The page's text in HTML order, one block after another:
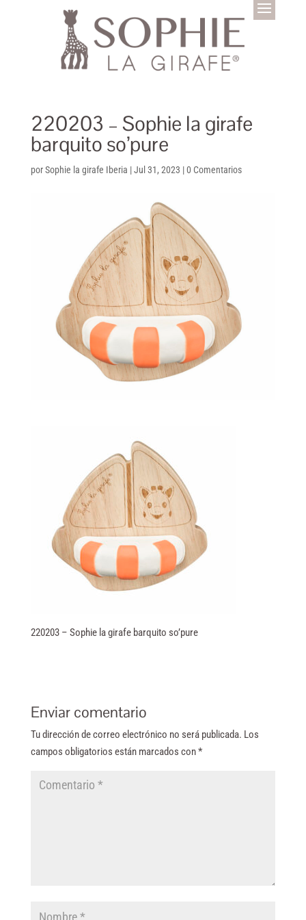
220203 – Sophie la girafe
barquito so’pure
porSophie la girafe Iberia |Jul 31, 2023 |0 Comentarios
220203 – Sophie la girafe barquito so’pure
Enviar comentario
Tu dirección de correo electrónico no será publicada. Los
campos obligatorios están marcados con*